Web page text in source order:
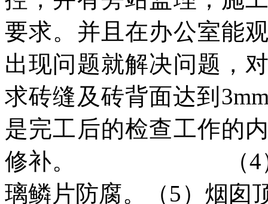
要求。并且在办公室能
出现问题就解决问题，
求砖缝及砖背面达到
是完工后的检查工作的
修补。 （4
璃鳞片防腐。 （5 ）烟囱